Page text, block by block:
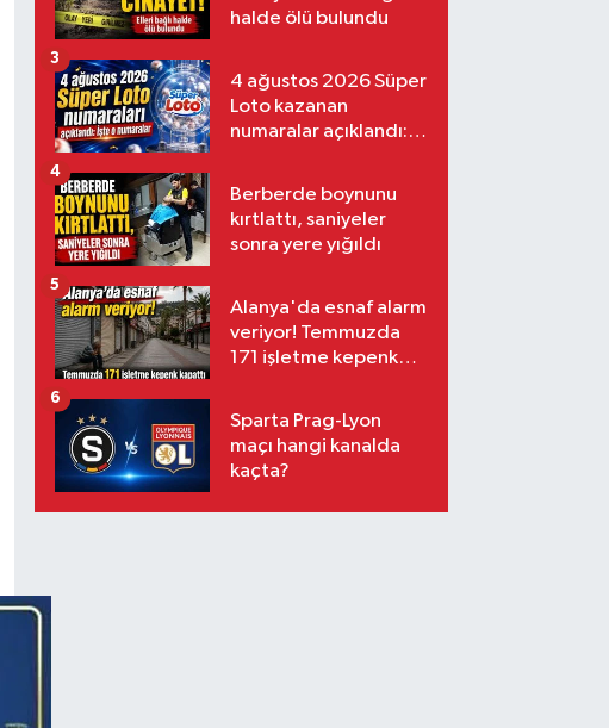
halde ölü bulundu
4 ağustos 2026 Süper
Loto kazanan
numaralar açıklandı:
3
Berberde boynunu
kırtlattı, saniyeler
sonra yere yığıldı
4
Alanya'da esnaf alarm
veriyor! Temmuzda
171 işletme kepenk
5
Sparta Prag-Lyon
maçı hangi kanalda
kaçta?
6